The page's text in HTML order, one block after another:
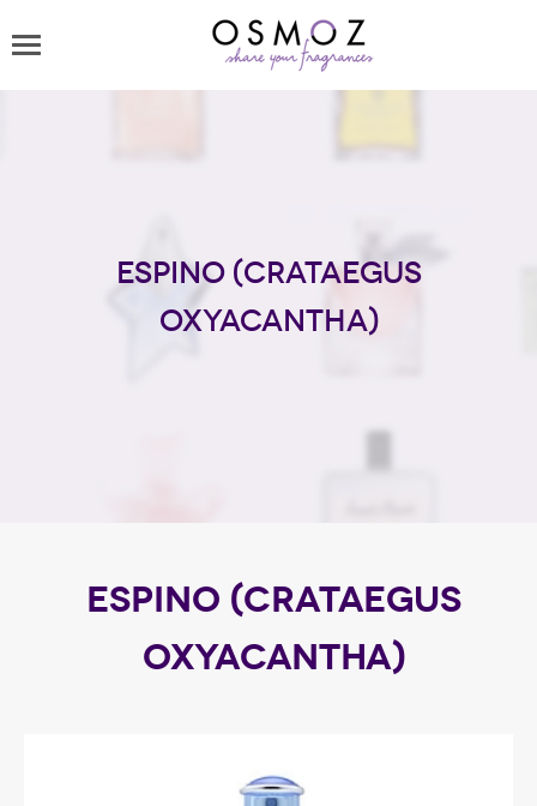
Espino (Crataegus
oxyacantha)
ESPINO (CRATAEGUS
OXYACANTHA)